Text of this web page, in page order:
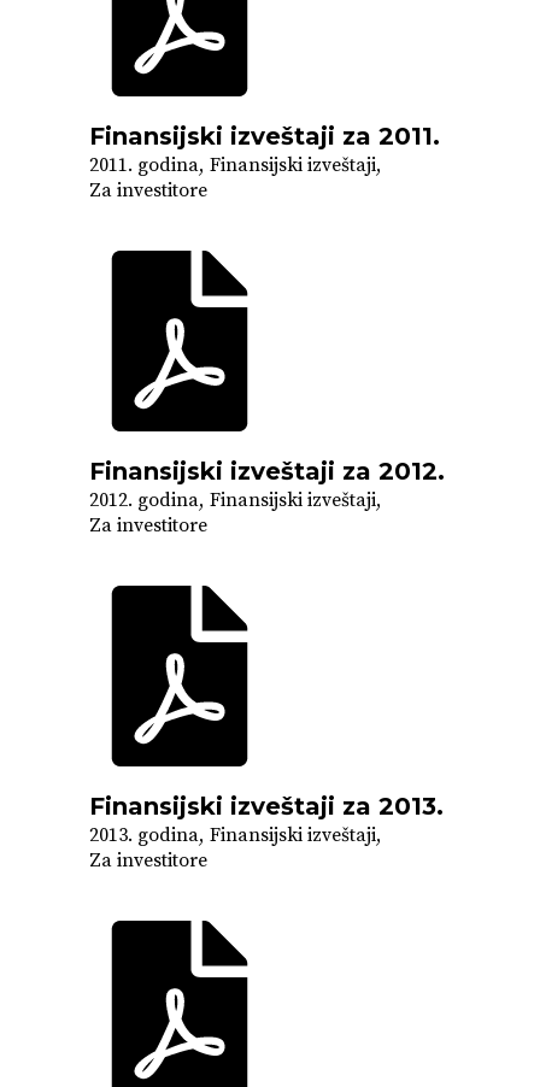
Finansijski izveštaji za 2011.
2011. godina Finansijski izveštaji
Za investitore
Finansijski izveštaji za 2012.
2012. godina Finansijski izveštaji
Za investitore
Finansijski izveštaji za 2013.
2013. godina Finansijski izveštaji
Za investitore